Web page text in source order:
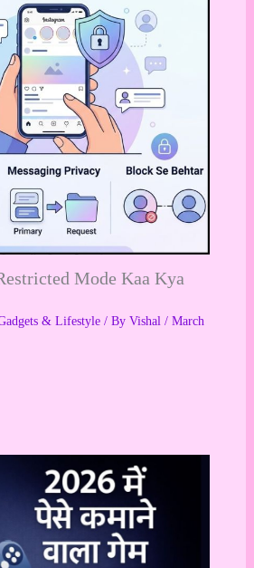
Mode Kaa Kya
& Lifestyle/ By Vishal / March